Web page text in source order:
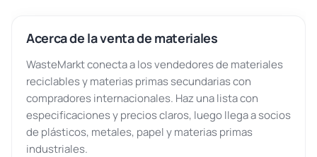
Acerca de la venta de materiales
WasteMarkt conecta a los vendedores de materiales
reciclables y materias primas secundarias con
compradores internacionales. Haz una lista con
especificaciones y precios claros, luego llega a socios
de plásticos, metales, papel y materias primas
industriales.